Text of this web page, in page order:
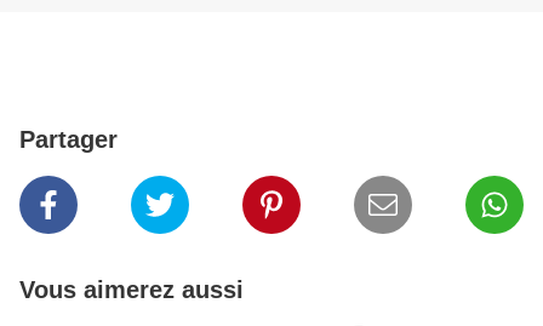
Partager
Vous aimerez aussi